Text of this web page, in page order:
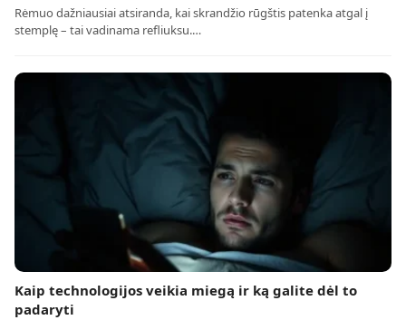
Rėmuo dažniausiai atsiranda, kai skrandžio rūgštis patenka atgal į
stemplę – tai vadinama refliuksu.…
Kaip technologijos veikia miegą ir ką galite dėl to
padaryti